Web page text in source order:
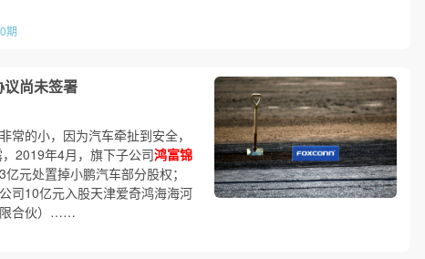
期
尚未签署
常的小，因为汽车牵扯到安全，
2019年4月，旗下子公司鸿富锦
元处置掉小鹏汽车部分股权；
司10亿元入股天津爱奇鸿海海河
限合伙）……